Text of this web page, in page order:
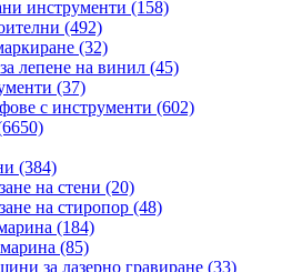
инструменти (158)
(492)
(32)
лепене на винил (45)
(37)
с инструменти (602)
(384)
на стени (20)
на стиропор (48)
(184)
(85)
за лазерно гравиране (33)